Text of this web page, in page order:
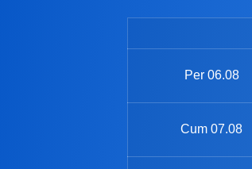
Per 06.08
Cum 07.08